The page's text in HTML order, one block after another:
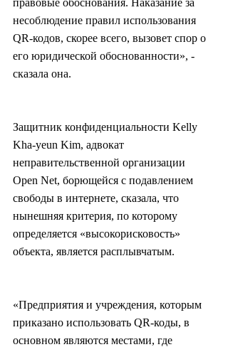
несоблюдение правил использования
QR-кодов, скорее всего, вызовет спор о
его юридической обоснованности», -
сказала она.
Защитник конфиденциальности Kelly
Kha-yeun Kim, адвокат
неправительственной организации
Open Net, борющейся с подавлением
свободы в интернете, сказала, что
нынешняя критерия, по которому
определяется «высокорисковость»
объекта, является расплывчатым.
«Предприятия и учреждения, которым
приказано использовать QR-коды, в
основном являются местами, где